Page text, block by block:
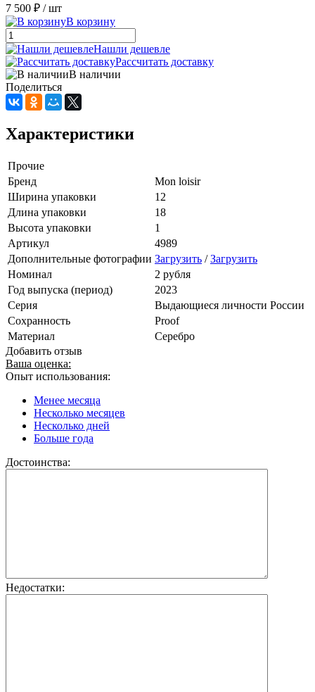
7 500 ₽ / шт
В корзину
Нашли дешевле
Рассчитать доставку
В наличии
Поделиться
Характеристики
Прочие
Бренд
Mon loisir
Ширина упаковки
12
Длина упаковки
18
Высота упаковки
1
Артикул
4989
Дополнительные фотографии Загрузить /Загрузить
Номинал
2 рубля
Год выпуска (период)
2023
Серия
Выдающиеся личности России
Сохранность
Proof
Материал
Серебро
Добавить отзыв
Ваша оценка:
Опыт использования:
Менее месяца
Несколько месяцев
Несколько дней
Больше года
Достоинства:
Недостатки: